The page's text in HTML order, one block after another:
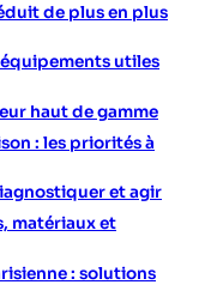
de plus en plus
utiles
haut de gamme
: les priorités à
et agir
matériaux et
: solutions